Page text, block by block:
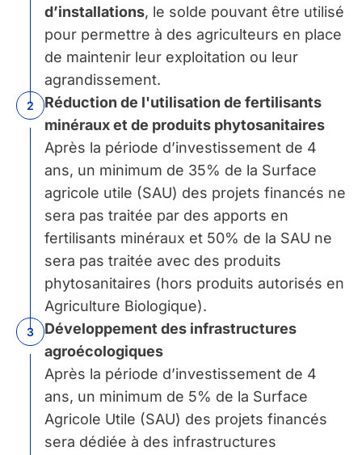
d’installations, le solde pouvant être utilisé
pour permettre à des agriculteurs en place
de maintenir leur exploitation ou leur
agrandissement.
2 Réduction de l'utilisation de fertilisants
minéraux et de produits phytosanitaires
Après la période d’investissement de 4
ans, un minimum de 35% de la Surface
agricole utile (SAU) des projets financés ne
sera pas traitée par des apports en
fertilisants minéraux et 50% de la SAU ne
sera pas traitée avec des produits
phytosanitaires (hors produits autorisés en
Agriculture Biologique).
3
Développement des infrastructures
agroécologiques
Après la période d’investissement de 4
ans, un minimum de 5% de la Surface
Agricole Utile (SAU) des projets financés
sera dédiée à des infrastructures